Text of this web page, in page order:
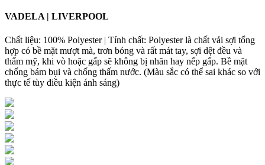
VADELA | LIVERPOOL
Chất liệu: 100% Polyester | Tính chất: Polyester là chất vải sợi tổng
hợp có bề mặt mượt mà, trơn bóng và rất mát tay, sợi dệt đều và
thẩm mỹ, khi vò hoặc gấp sẽ không bị nhăn hay nếp gấp. Bề mặt
chống bám bụi và chống thấm nước. (Màu sắc có thể sai khác so với
thực tế tùy điều kiện ánh sáng)